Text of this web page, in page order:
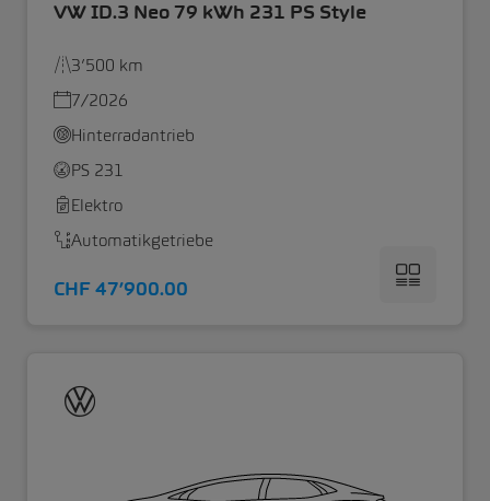
VW ID.3 Neo 79 kWh 231 PS Style
3’500 km
7/2026
Hinterradantrieb
PS 231
Elektro
Automatikgetriebe
CHF 47’900.00